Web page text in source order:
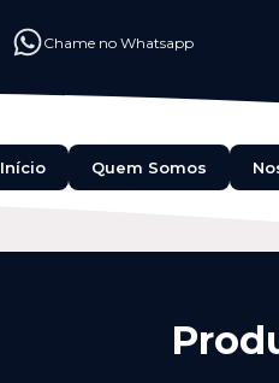
Chame no Whatsapp
Início Quem Somos